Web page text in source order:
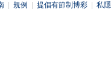
規例 提倡有節制博彩 私